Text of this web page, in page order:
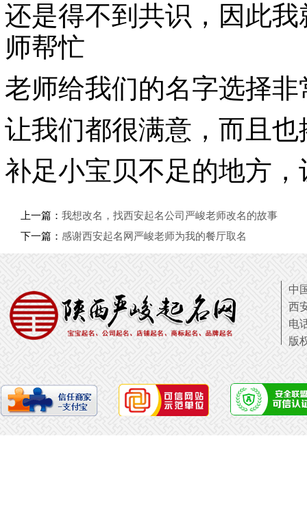
还是得不到共识，因此
师帮忙
老师给我们的名字选择
让我们都很满意，而且
补足小宝贝不足的地方
上一篇： 我想改名，找西安起名公司严峻老师改名的故事
下一篇： 感谢西安起名网严峻老师为我的餐厅取名
中
西
电
版